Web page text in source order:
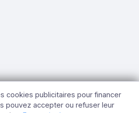
cookies publicitaires pour financer
pouvez accepter ou refuser leur